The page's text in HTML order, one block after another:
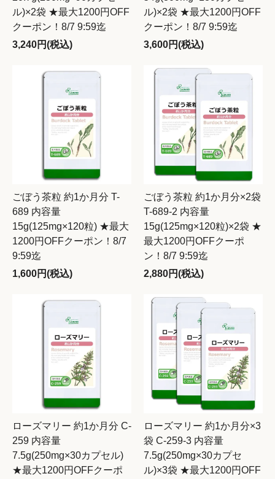
ル)×2袋 ★最大1200円OFF
クーポン！8/7 9:59迄
3,240円(税込)
ル)×2袋 ★最大1200円OFF
クーポン！8/7 9:59迄
3,600円(税込)
ごぼう茶粒 約1か月分 T-
689 内容量
15g(125mg×120粒) ★最大
1200円OFFクーポン！8/7
9:59迄
1,600円(税込)
ごぼう茶粒 約1か月分×2袋
T-689-2 内容量
15g(125mg×120粒)×2袋 ★
最大1200円OFFクーポ
ン！8/7 9:59迄
2,880円(税込)
ローズマリー 約1か月分 C-
259 内容量
7.5g(250mg×30カプセル)
★最大1200円OFFクーポ
ローズマリー 約1か月分×3
袋 C-259-3 内容量
7.5g(250mg×30カプセ
ル)×3袋 ★最大1200円OFF